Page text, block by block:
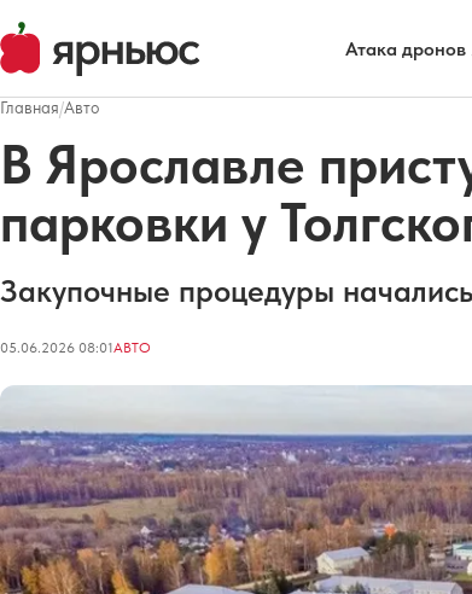
Атака дронов
Главная/Авто
В Ярославле
парковки у
Закупочные процедуры
05.06.2026 08:01АВТО